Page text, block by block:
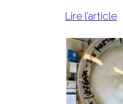
Lire l’article